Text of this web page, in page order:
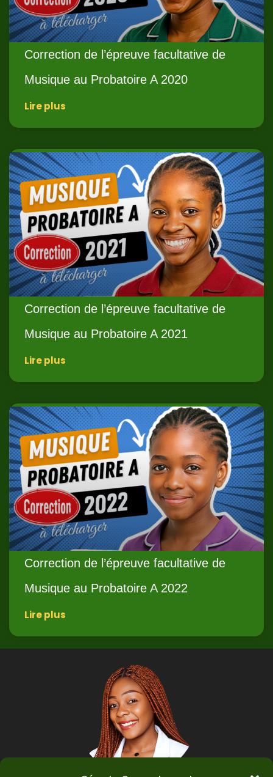
Correction de l’épreuve facultative de
Musique au Probatoire A 2020
Lire plus
Correction de l’épreuve facultative de
Musique au Probatoire A 2021
Lire plus
Correction de l’épreuve facultative de
Musique au Probatoire A 2022
Lire plus